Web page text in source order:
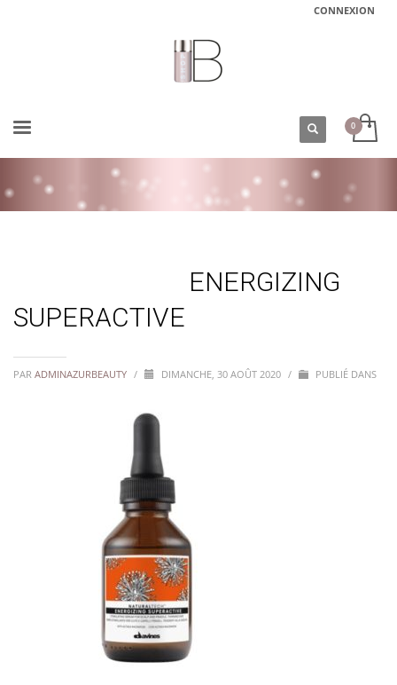
CONNEXION
ENERGIZING
SUPERACTIVE
PAR ADMINAZURBEAUTY / DIMANCHE, 30 AOÛT 2020 / PUBLIÉ DANS